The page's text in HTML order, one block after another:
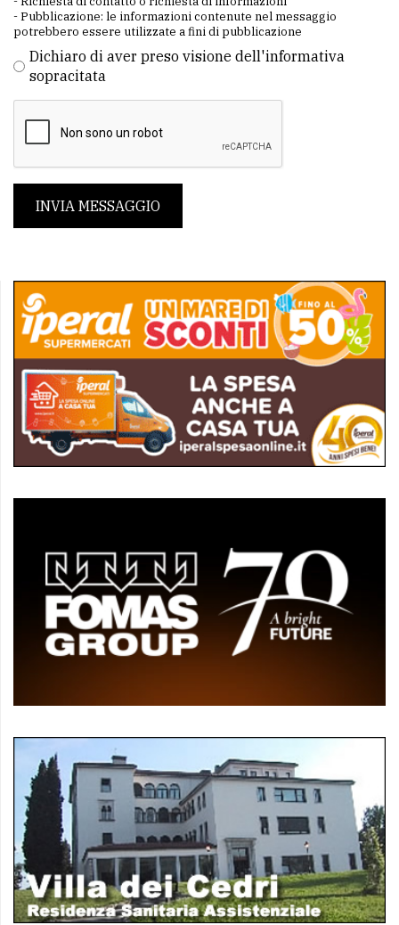
- Pubblicazione: le informazioni contenute nel messaggio
potrebbero essere utilizzate a fini di pubblicazione
Dichiaro di aver preso visione dell'informativa
sopracitata
INVIA MESSAGGIO